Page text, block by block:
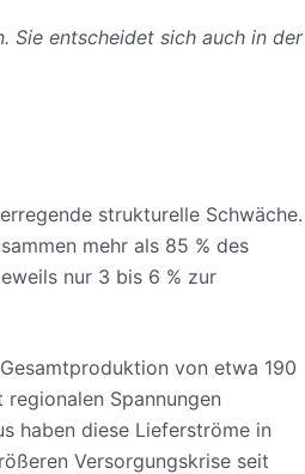
Sie entscheidet sich auch in der
strukturelle Schwäche.
mehr als 85 % des
nur 3 bis 6 % zur
von etwa 190
Spannungen
haben diese Lieferströme in
Versorgungskrise seit